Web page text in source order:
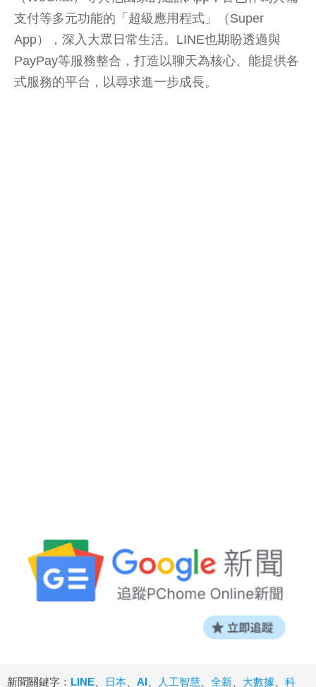
支付等多元功能的「超級應用程式」（Super
App），深入大眾日常生活。LINE也期盼透過與
PayPay等服務整合，打造以聊天為核心、能提供各
式服務的平台，以尋求進一步成長。
新聞關鍵字： LINE 日本 AI 人工智慧 全新 大數據
科